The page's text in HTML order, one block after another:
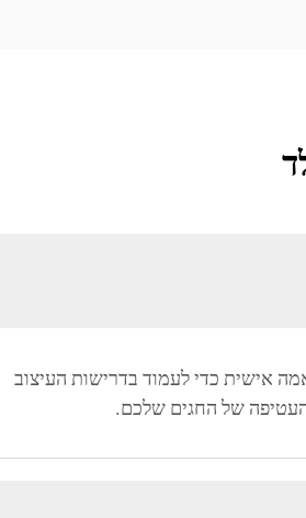
אישית כדי לעמוד בדרישות העיצוב
העטיפה של החגים שלכם.